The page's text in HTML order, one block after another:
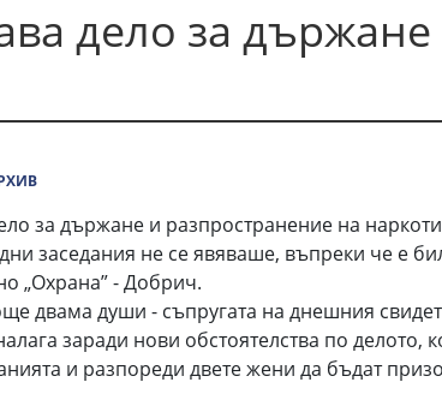
дело за държане
за държане и разпространение на
заседания не се явяваше, въпреки че е
„Охрана” - Добрич.
двама души - съпругата на днешния
заради нови обстоятелства по делото,
и разпореди двете жени да бъдат